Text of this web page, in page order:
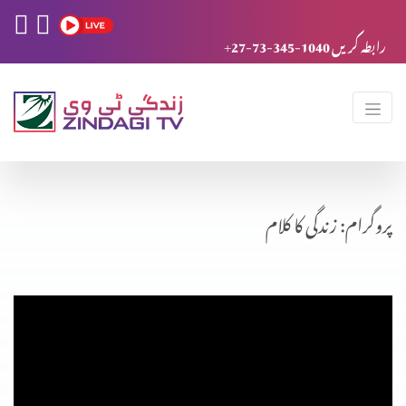
+27-73-345-1040 رابطہ کریں
پروگرام: زندگی کا کلام